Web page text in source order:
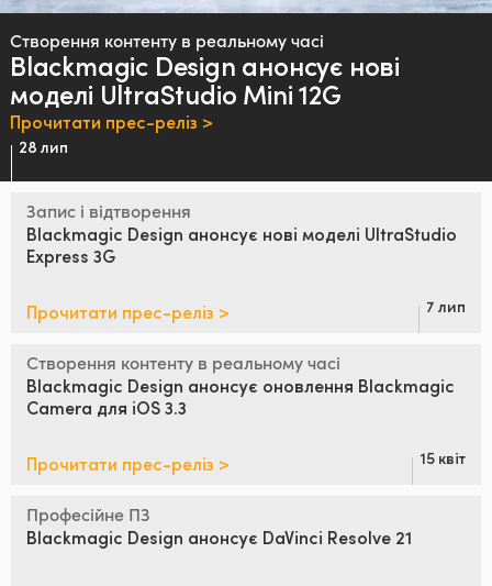
France
India
Italy
Mexico
New Zealand
Створення контенту в реальному часі
Blackmagic Design анонсує нові
моделі UltraStudio Mini 12G
Прочитати прес-реліз >
28 лип
Запис і відтворення
Blackmagic Design анонсує нові моделі UltraStudio
Express 3G
Прочитати прес-реліз > 7 лип
Створення контенту в реальному часі
Blackmagic Design анонсує оновлення Blackmagic
Camera для iOS 3.3
Прочитати прес-реліз > 15 квіт
Професійне ПЗ
Blackmagic Design анонсує DaVinci Resolve 21